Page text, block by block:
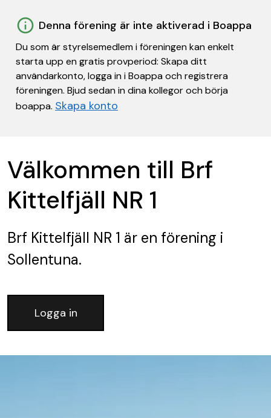
Denna förening är inte aktiverad i Boappa
Du som är styrelsemedlem i föreningen kan enkelt
starta upp en gratis provperiod: Skapa ditt
användarkonto, logga in i Boappa och registrera
föreningen. Bjud sedan in dina kollegor och börja
boappa. Skapa konto
Välkommen till Brf
Kittelfjäll NR 1
Brf Kittelfjäll NR 1 är en förening i
Sollentuna.
Logga in